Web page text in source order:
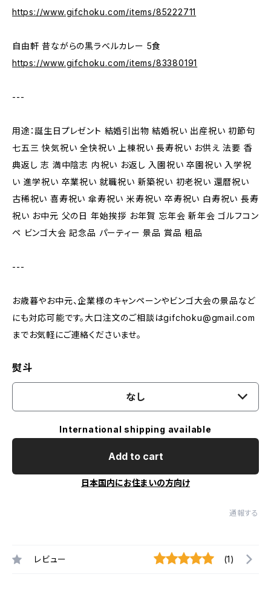
https://www.gifchoku.com/items/85222711
自由軒 昔ながらの黒ラベルカレー 5食
https://www.gifchoku.com/items/83380191
---
用途：誕生日プレゼント 結婚引出物 結婚祝い 出産祝い 初節句
七五三 快気祝い 全快祝い 上棟祝い 長寿祝い お供え 法要 香
典返し 志 満中陰志 内祝い お返し 入園祝い 卒園祝い 入学祝
い 進学祝い 卒業祝い 就職祝い 新築祝い 初老祝い 還暦祝い
古稀祝い 喜寿祝い 傘寿祝い 米寿祝い 卒寿祝い 白寿祝い 長寿
祝い お中元 父の日 年始挨拶 お年賀 忘年会 新年会 ゴルフコン
ペ ビンゴ大会 記念品 パーティー 景品 賞品 粗品
---
お歳暮やお中元、企業様のキャンペーンやビンゴ大会の景品など
にも対応可能です。大口注文のご相談はgifchoku@gmail.com
までお気軽にご連絡くださいませ。
熨斗
なし
International shipping available
Add to cart
日本国内にお住まいの方向け
通報する
レビュー (1)